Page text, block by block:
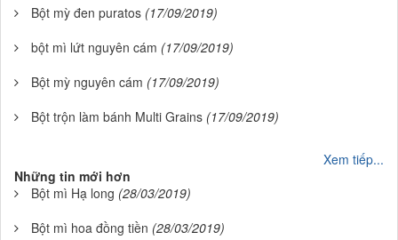
Bột mỳ đen puratos (17/09/2019)
bột mì lứt nguyên cám (17/09/2019)
Bột mỳ nguyên cám (17/09/2019)
Bột trộn làm bánh Multi Grains (17/09/2019)
Xem tiếp...
Những tin mới hơn
Bột mì Hạ long (28/03/2019)
Bột mì hoa đồng tiền (28/03/2019)